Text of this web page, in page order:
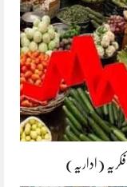
(اداریہ)